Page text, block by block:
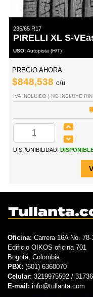
235/65 R17
PIRELLI XL S-
USO:Autopista (H/T)
PRECIO AHORA
$848,538 c/u
IVA INCLUIDO | NO INCLUYE RIN
DISPONIBILIDAD:
Oficina: Carrera 16A No. 78-
Edificio OIKOS oficina 701
Bogotá, Colombia.
PBX: (601) 6360070
Celular: 3219975592 /
E-mail: info@tullanta.com